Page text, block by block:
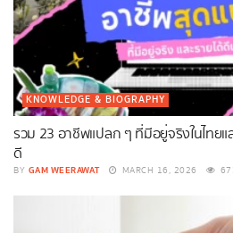
KNOWLEDGE & BIOGRAPHY
รวม 23 อาชีพแปลก ๆ ที่มีอยู่จริงในไทยแ
ดี
BY GAM WEERAWAT MARCH 16, 2026